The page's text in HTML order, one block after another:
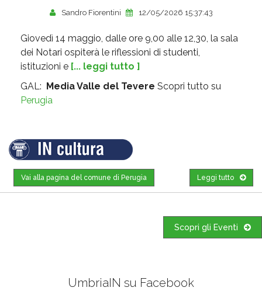
Sandro Fiorentini 12/05/2026 15:37:43
Giovedì 14 maggio, dalle ore 9,00 alle 12,30, la sala
dei Notari ospiterà le riflessioni di studenti,
istituzioni e [... leggi tutto ]
GAL: Media Valle del Tevere Scopri tutto su
Perugia
Leggi tutto
Vai alla pagina del comune di Perugia
Scopri gli Eventi
UmbriaIN su Facebook